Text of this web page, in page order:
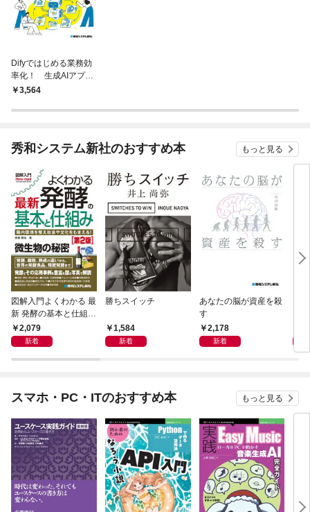
Difyではじめる業務効
率化！ 生成AIアプリ
開発入門
3,564
秀和システム新社のおすすめ本 もっと見る
図解入門よくわかる 最
新 発酵の基本と仕組み
［第2版］
2,079
新着
勝ちスイッチ
1,584
新着
あなたの脳が資産を殺
す
2,178
新着
スマホ・PC・ITのおすすめ本 もっと見る